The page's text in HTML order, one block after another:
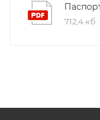
712,4 кб